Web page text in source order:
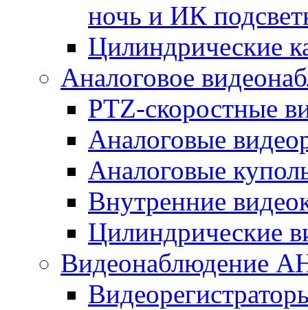
ночь и ИК
Цилиндрические
Аналоговое
PTZ-скоростные
Аналоговые
Аналоговые
Внутренние
Цилиндрические
Видеонаблюдение